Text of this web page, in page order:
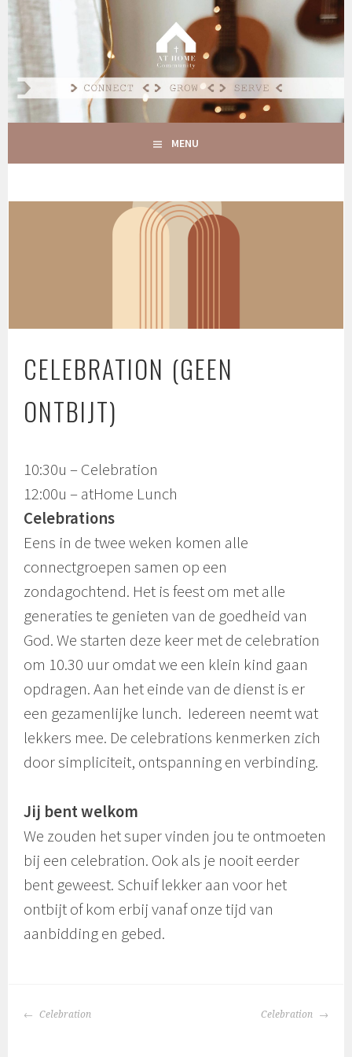
Spring
inhoud
AT HOME COMMUNITY
CONNECT GROW SERVE
MENU
CELEBRATION (GEEN
ONTBIJT)
10:30u – Celebration
12:00u – atHome Lunch
Celebrations
Eens in de twee weken komen alle
connectgroepen samen op een
zondagochtend. Het is feest om met alle
generaties te genieten van de goedheid van
God. We starten deze keer met de celebration
om 10.30 uur omdat we een klein kind gaan
opdragen. Aan het einde van de dienst is er
een gezamenlijke lunch. Iedereen neemt wat
lekkers mee. De celebrations kenmerken zich
door simpliciteit, ontspanning en verbinding.
Jij bent welkom
We zouden het super vinden jou te ontmoeten
bij een celebration. Ook als je nooit eerder
bent geweest. Schuif lekker aan voor het
ontbijt of kom erbij vanaf onze tijd van
aanbidding en gebed.
BERICHTNAVIGATIE
Celebration Celebration